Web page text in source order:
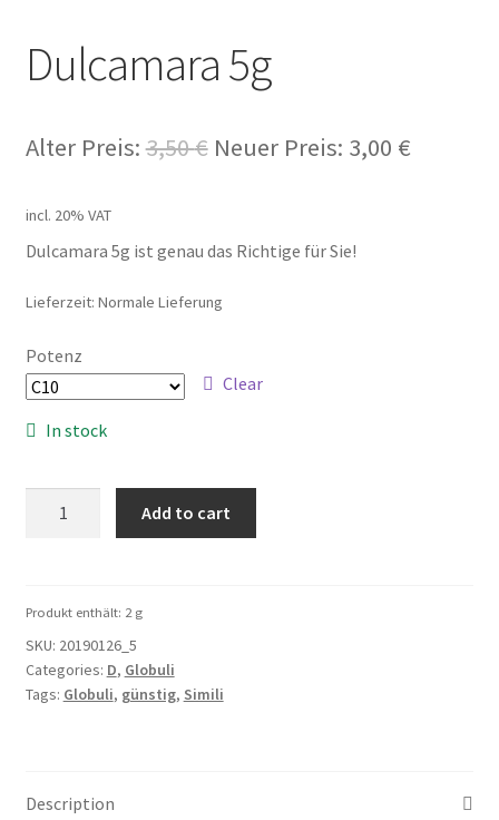
Dulcamara 5g
Alter Preis: 3,50€ Neuer Preis: 3,00 €
incl. 20% VAT
Dulcamara 5g ist genau das Richtige für Sie!
Lieferzeit: Normale Lieferung
Potenz
Clear
In stock
Add to cart
Produkt enthält: 2 g
SKU: 20190126_5
Categories: D, Globuli
Tags: Globuli, günstig, Simili
Description